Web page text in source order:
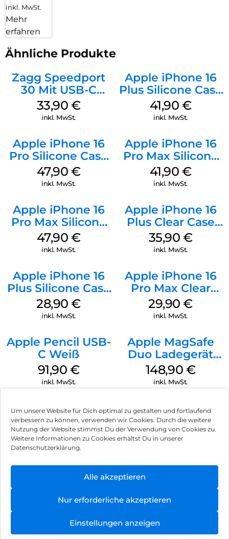
Um unsere Website für Dich optimal zu gestalten und fortlaufend
verbessern zu können, verwenden wir Cookies. Durch die weitere
Nutzung der Website stimmst Du der Verwendung von Cookies zu.
Weitere Informationen zu Cookies erhältst Du in unserer
Datenschutzerklärung.
Alle akzeptieren
Nur erforderliche akzeptieren
Einstellungen anzeigen
inkl. MwSt.
Mehr
erfahren
Ähnliche Produkte
Zagg Speedport
30 Mit USB-C
Kabel Weiß
33,90 €
inkl. MwSt.
Apple iPhone 16
Plus Silicone Case
MagSafe Stone
Gray
41,90 €
inkl. MwSt.
Apple iPhone 16
Pro Silicone Case
MagSafe Denim
47,90 €
inkl. MwSt.
Apple iPhone 16
Pro Max Silicone
Case MagSafe
Ultramarine
41,90 €
inkl. MwSt.
Apple iPhone 16
Pro Max Silicone
Case MagSafe
Black
47,90 €
inkl. MwSt.
Apple iPhone 16
Plus Clear Case
MagSafe
Transparent
35,90 €
inkl. MwSt.
Apple iPhone 16
Plus Silicone Case
MagSafe Black
28,90€
inkl. MwSt.
Apple iPhone 16
Pro Max Clear
Case MagSafe
Transparent
29,90€
inkl. MwSt.
Apple Pencil USB-
C Weiß
91,90 €
inkl. MwSt.
Apple MagSafe
Duo Ladegerät
Weiß
148,90 €
inkl. MwSt.
Impressum
Hinweis zur Batterieentsorgung
Newsletter